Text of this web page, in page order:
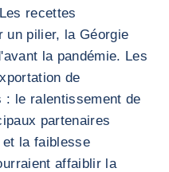
recettes
un pilier, la Géorgie
la pandémie. Les
de
: le ralentissement de
partenaires
la faiblesse
affaiblir la